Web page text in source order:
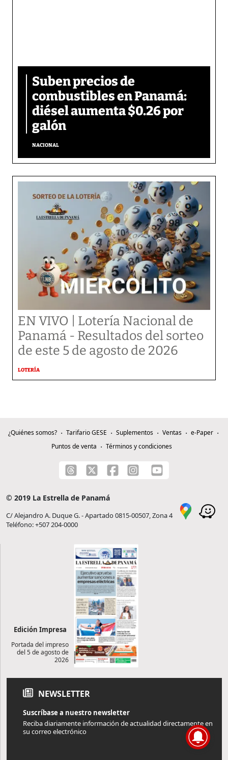
Suben precios de
combustibles en Panamá:
diésel aumenta $0.26 por
galón
NACIONAL
EN VIVO | Lotería Nacional de
Panamá - Resultados del sorteo
de este 5 de agosto de 2026
LOTERÍA
¿Quiénes somos? Tarifario GESE Suplementos Ventas
e-Paper
Puntos de venta
Términos y condiciones
© 2019 La Estrella de Panamá
C/ Alejandro A. Duque G. - Apartado 0815-00507, Zona 4
Teléfono: +507 204-0000
Edición Impresa
Portada del impreso
del 5 de agosto de
2026
NEWSLETTER
Suscríbase a nuestro newsletter
Reciba diariamente información de actualidad directamente en
su correo electrónico